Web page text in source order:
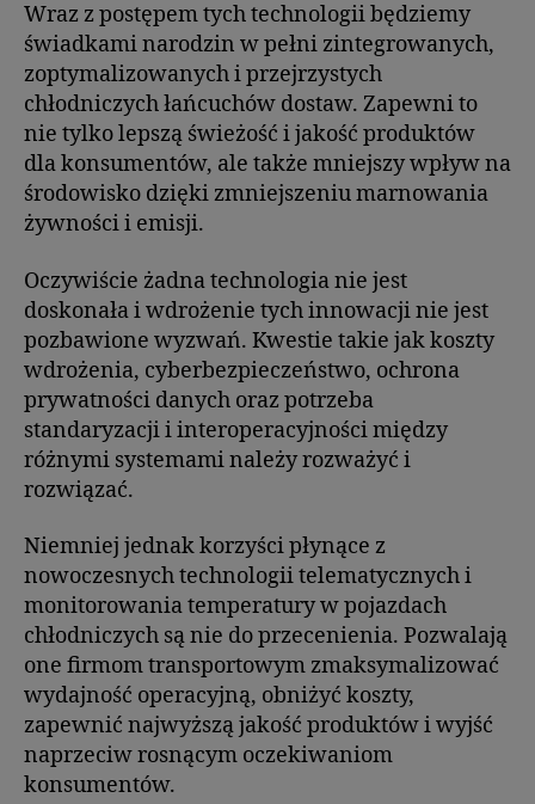
Wraz z postępem tych technologii będziemy
świadkami narodzin w pełni zintegrowanych,
zoptymalizowanych i przejrzystych
chłodniczych łańcuchów dostaw. Zapewni to
nie tylko lepszą świeżość i jakość produktów
dla konsumentów, ale także mniejszy wpływ na
środowisko dzięki zmniejszeniu marnowania
żywności i emisji.
Oczywiście żadna technologia nie jest
doskonała i wdrożenie tych innowacji nie jest
pozbawione wyzwań. Kwestie takie jak koszty
wdrożenia, cyberbezpieczeństwo, ochrona
prywatności danych oraz potrzeba
standaryzacji i interoperacyjności między
różnymi systemami należy rozważyć i
rozwiązać.
Niemniej jednak korzyści płynące z
nowoczesnych technologii telematycznych i
monitorowania temperatury w pojazdach
chłodniczych są nie do przecenienia. Pozwalają
one firmom transportowym zmaksymalizować
wydajność operacyjną, obniżyć koszty,
zapewnić najwyższą jakość produktów i wyjść
naprzeciw rosnącym oczekiwaniom
konsumentów.